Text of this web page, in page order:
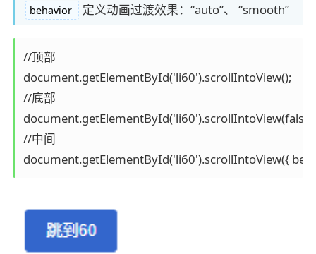
behavior 定义动画过渡效果：“auto”、 “smooth”
//顶部
document.getElementById('li60').scrollIntoView();
//底部
document.getElementById('li60').scrollIntoView(false);
//中间
document.getElementById('li60').scrollIntoView({